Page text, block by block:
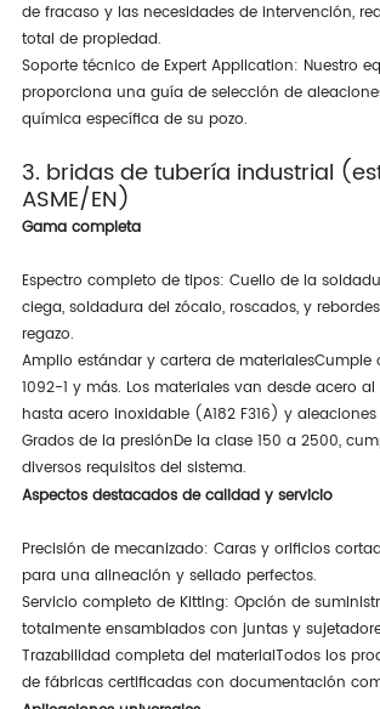
de fracaso y las necesidades de intervención,
total de propiedad.
Soporte técnico de Expert Application: Nuestro
proporciona una guía de selección de
química específica de su pozo.
3. bridas de tubería industrial
ASME/EN)
Gama completa
Espectro completo de tipos: Cuello de la
ciega, soldadura del zócalo, roscados, y
regazo.
Amplio estándar y cartera de materialesCumple
1092-1 y más. Los materiales van desde acero
hasta acero inoxidable (A182 F316) y
Grados de la presiónDe la clase 150 a 2500,
diversos requisitos del sistema.
Aspectos destacados de calidad y servicio
Precisión de mecanizado: Caras y orificios
para una alineación y sellado perfectos.
Servicio completo de Kitting: Opción de
totalmente ensamblados con juntas y
Trazabilidad completa del materialTodos los
de fábricas certificadas con documentación